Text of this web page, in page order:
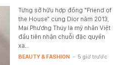
Từng sở hữu hợp đồng "Friend of
the House" cùng Dior năm 2013,
Mai Phương Thúy là mỹ nhân Việt
đầu tiên nhận chuỗi đặc quyền
xa…
BEAUTY & FASHION - 5 giờ trước